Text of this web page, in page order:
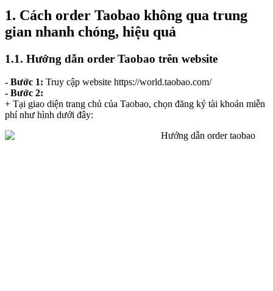
1. Cách order Taobao không qua trung
gian nhanh chóng, hiệu quả
1.1. Hướng dẫn order Taobao trên website
- Bước 1: Truy cập website https://world.taobao.com/
- Bước 2:
+ Tại giao diện trang chủ của Taobao, chọn đăng ký tài khoản miễn
phí như hình dưới đây: